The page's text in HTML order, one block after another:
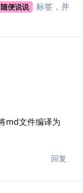
随便说说 标签，并
md文件编译为
回复